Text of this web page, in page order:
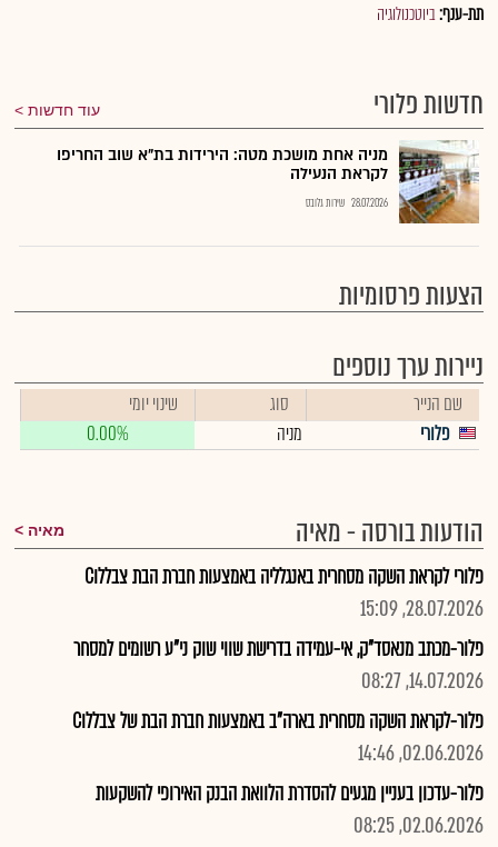
תת-ענף:ביוטכנולוגיה
חדשות פלורי עוד חדשות
מניה אחת מושכת מטה: הירידות בת"א שוב החריפו
לקראת הנעילה
28.07.2026 שירות גלובס
הצעות פרסומיות
ניירות ערך נוספים
שם הנייר סוג
שינוי יומי
פלורי
מניה 0.00%
הודעות בורסה - מאיה מאיה
פלורי לקראת השקה מסחרית באנגלליה באמצעות חברת הבת צבללוC
28.07.2026, 15:09
פלור-מכתב מנאסד"ק, אי-עמידה בדרישת שווי שוק ני"ע רשומים למסחר
14.07.2026, 08:27
פלור-לקראת השקה מסחרית בארה"ב באמצעות חברת הבת של צבללוC
02.06.2026, 14:46
פלור-עדכון בעניין מגעים להסדרת הלוואת הבנק האירופי להשקעות
02.06.2026, 08:25